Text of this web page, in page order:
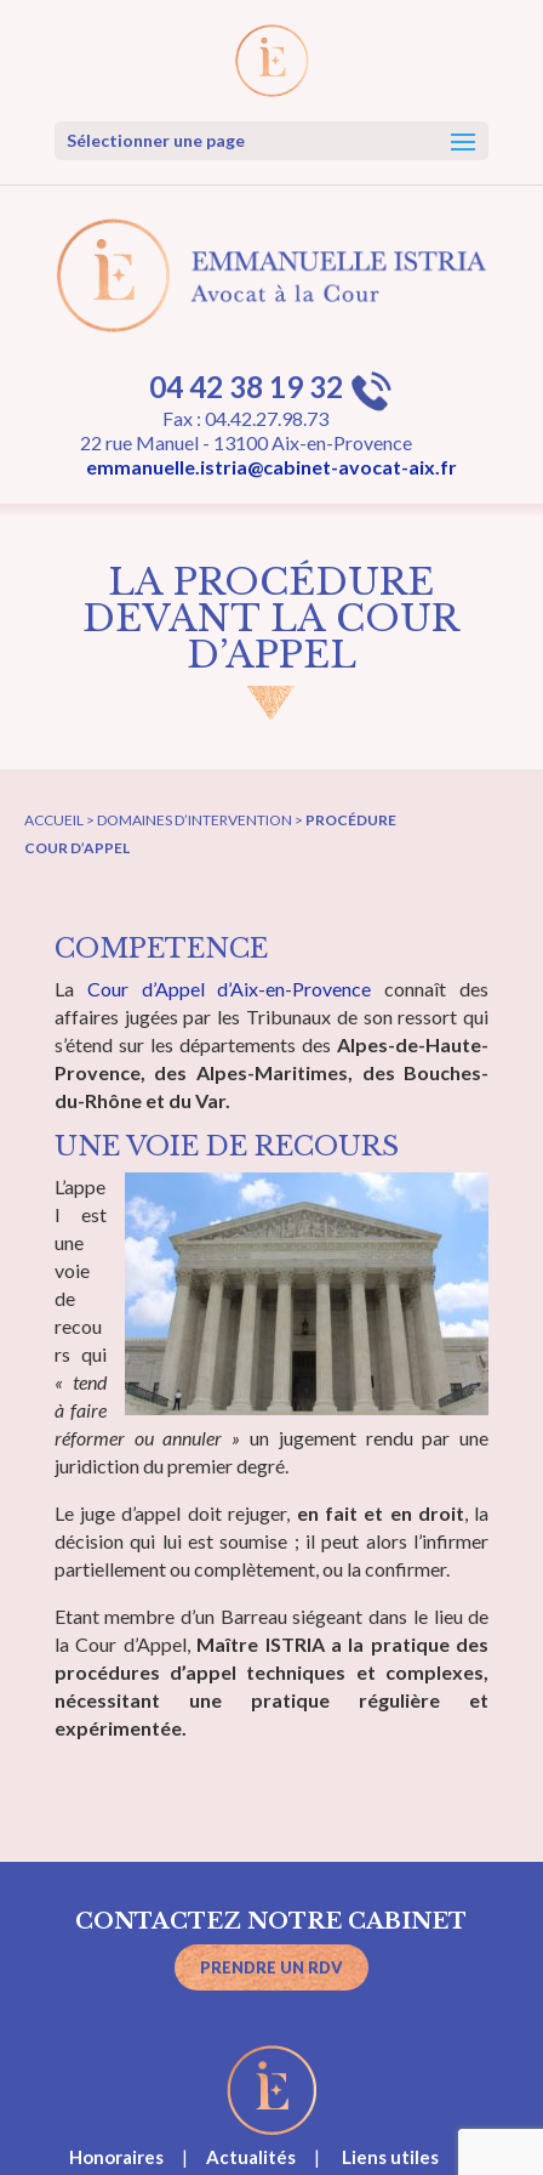
Sélectionner une page
04 42 38 19 32
Fax : 04.42.27.98.73
22 rue Manuel - 13100 Aix-en-Provence
emmanuelle.istria@cabinet-avocat-aix.fr
LA PROCÉDURE
DEVANT LA COUR
D’APPEL
ACCUEIL > DOMAINES D’INTERVENTION > PROCÉDURE
COUR D’APPEL
COMPETENCE
La Cour d’Appel d’Aix-en-Provence connaît des
affaires jugées par les Tribunaux de son ressort qui
s’étend sur les départements des Alpes-de-Haute-
Provence, des Alpes-Maritimes, des Bouches-
du-Rhône et du Var.
UNE VOIE DE RECOURS
L’appe
l est
une
voie
de
recou
rs qui
« tend
à faire
réformer ou annuler » un jugement rendu par une
juridiction du premier degré.
Le juge d’appel doit rejuger, en fait et en droit, la
décision qui lui est soumise ; il peut alors l’infirmer
partiellement ou complètement, ou la confirmer.
Etant membre d’un Barreau siégeant dans le lieu de
la Cour d’Appel, Maître ISTRIA a la pratique des
procédures d’appel techniques et complexes,
nécessitant une pratique régulière et
expérimentée.
CONTACTEZ NOTRE CABINET
PRENDRE UN RDV
Honoraires| Actualités| Liens utiles|